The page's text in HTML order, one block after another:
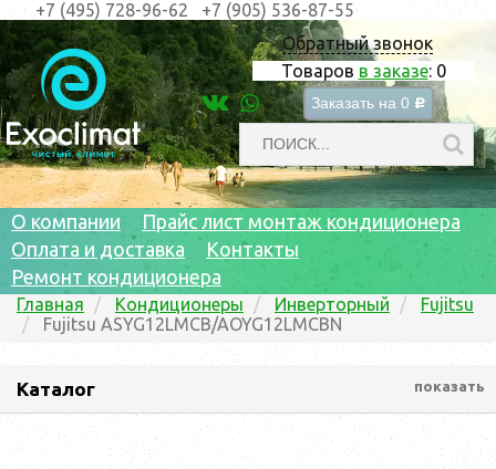
Обратный звонок
Товаров в заказе: 0
Заказать на 0 c
+7 (495) 728-96-62 +7 (905) 536-87-55
О компании
Прайс лист монтаж кондиционера
Оплата и доставка
Контакты
Ремонт кондиционера
Главная Кондиционеры Инверторный
Fujitsu
Fujitsu ASYG12LMCB/AOYG12LMCBN
Каталог показать